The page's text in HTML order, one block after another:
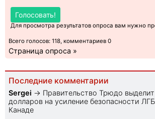
Голосовать!
Для просмотра результатов опроса вам нужно
Всего голосов: 118, комментариев 0
Страница опроса »
Последние комментарии
Sеrgei → Правительство Трюдо
долларов на усиление безопасности
Канаде